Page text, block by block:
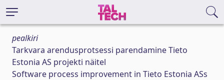
pealkiri
Tarkvara arendusprotsessi parendamine Tieto
Estonia AS projekti näitel
Software process improvement in Tieto Estonia ASs